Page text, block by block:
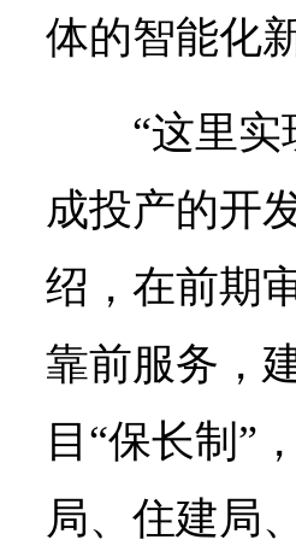
体的智能化
“这里
成投产的开
绍，在前期
靠前服务，
目“保长制”
局、住建局